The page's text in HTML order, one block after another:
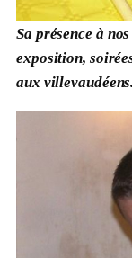
Sa présence à
exposition,
aux